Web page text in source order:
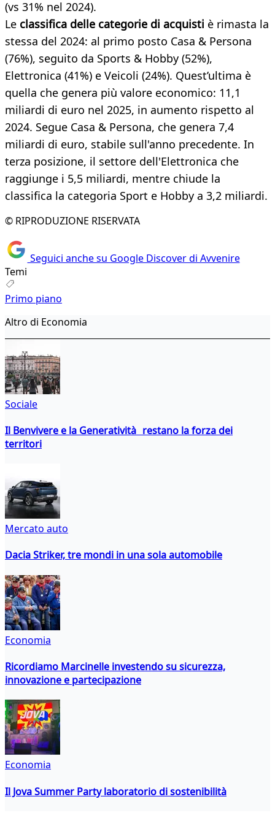
(vs 31% nel 2024).
Le classifica delle categorie di acquisti è rimasta la
stessa del 2024: al primo posto Casa & Persona
(76%), seguito da Sports & Hobby (52%),
Elettronica (41%) e Veicoli (24%). Quest’ultima è
quella che genera più valore economico: 11,1
miliardi di euro nel 2025, in aumento rispetto al
2024. Segue Casa & Persona, che genera 7,4
miliardi di euro, stabile sull'anno precedente. In
terza posizione, il settore dell'Elettronica che
raggiunge i 5,5 miliardi, mentre chiude la
classifica la categoria Sport e Hobby a 3,2 miliardi.
© RIPRODUZIONE RISERVATA
Seguici anche su Google Discover di Avvenire
Temi
Primo piano
Altro di Economia
Sociale
Il Benvivere e la Generatività restano la forza dei
territori
Mercato auto
Dacia Striker, tre mondi in una sola automobile
Economia
Ricordiamo Marcinelle investendo su sicurezza,
innovazione e partecipazione
Economia
Il Jova Summer Party laboratorio di sostenibilità